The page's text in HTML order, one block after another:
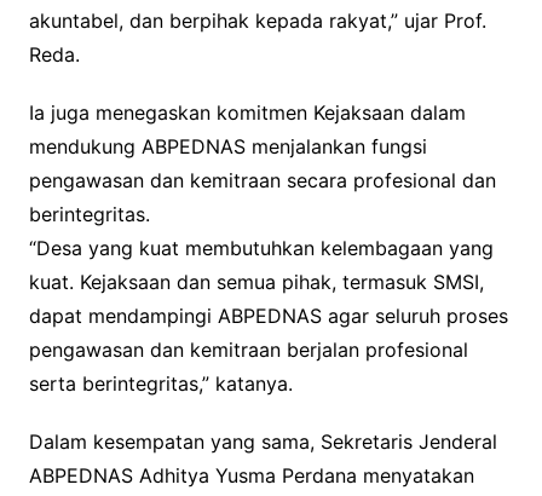
akuntabel, dan berpihak kepada rakyat,” ujar Prof.
Reda.
Ia juga menegaskan komitmen Kejaksaan dalam
mendukung ABPEDNAS menjalankan fungsi
pengawasan dan kemitraan secara profesional dan
berintegritas.
“Desa yang kuat membutuhkan kelembagaan yang
kuat. Kejaksaan dan semua pihak, termasuk SMSI,
dapat mendampingi ABPEDNAS agar seluruh proses
pengawasan dan kemitraan berjalan profesional
serta berintegritas,” katanya.
Dalam kesempatan yang sama, Sekretaris Jenderal
ABPEDNAS Adhitya Yusma Perdana menyatakan